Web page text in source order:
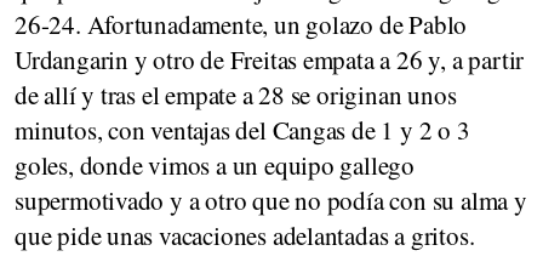
26-24. Afortunadamente, un golazo de Pablo
Urdangarin y otro de Freitas empata a 26 y, a partir
de allí y tras el empate a 28 se originan unos
minutos, con ventajas del Cangas de 1 y 2 o 3
goles, donde vimos a un equipo gallego
supermotivado y a otro que no podía con su alma y
que pide unas vacaciones adelantadas a gritos.